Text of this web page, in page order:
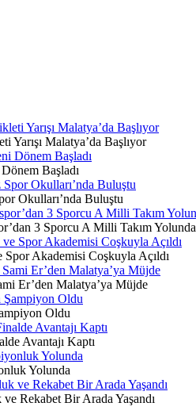
Yarışı Malatya’da Başlıyor
Başladı
Okulları’nda Buluştu
3 Sporcu A Milli Takım Yolunda
Akademisi Coşkuyla Açıldı
Er’den Malatya’ya Müjde
Oldu
Avantajı Kaptı
Yolunda
Rekabet Bir Arada Yaşandı